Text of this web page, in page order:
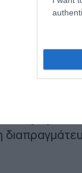
σημάνει
χωριό. Ο
Εθνικής